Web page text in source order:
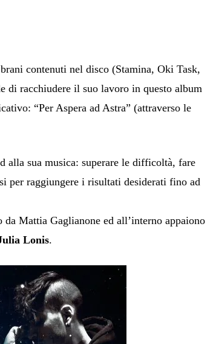
contenuti nel disco (Stamina, Oki Task,
di racchiudere il suo lavoro in questo album
“Per Aspera ad Astra” (attraverso le
alla sua musica: superare le difficoltà, fare
per raggiungere i risultati desiderati fino ad
da Mattia Gaglianone ed all’interno appaiono
Lonis.